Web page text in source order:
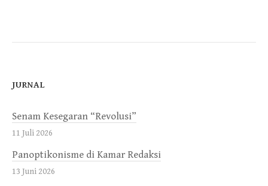
JURNAL
Senam Kesegaran “Revolusi”
11 Juli 2026
Panoptikonisme di Kamar Redaksi
13 Juni 2026